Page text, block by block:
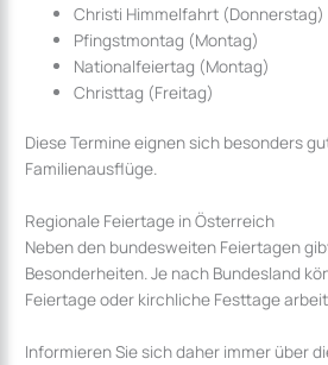
Christi Himmelfahrt (Donnerstag)
Pfingstmontag (Montag)
Nationalfeiertag (Montag)
Christtag (Freitag)
Diese Termine eignen sich besonders
Familienausflüge.
Regionale Feiertage in Österreich
Neben den bundesweiten Feiertagen
Besonderheiten. Je nach Bundesland
Feiertage oder kirchliche Festtage
Informieren Sie sich daher immer über